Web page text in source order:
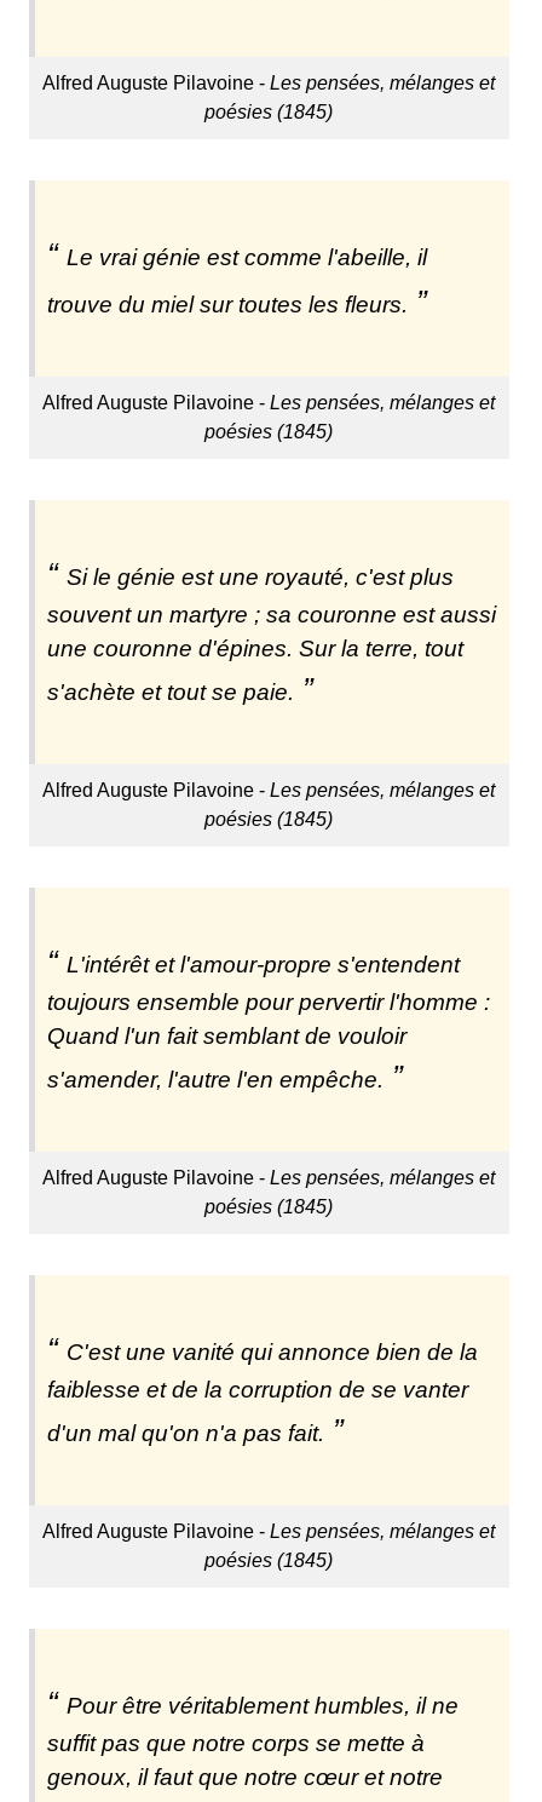
Alfred Auguste Pilavoine -Les pensées, mélanges et
poésies (1845)
Le vrai génie est comme l'abeille, il
trouve du miel sur toutes les fleurs.
Alfred Auguste Pilavoine -Les pensées, mélanges et
poésies (1845)
Si le génie est une royauté, c'est plus
souvent un martyre ; sa couronne est aussi
une couronne d'épines. Sur la terre, tout
s'achète et tout se paie.
Alfred Auguste Pilavoine -Les pensées, mélanges et
poésies (1845)
L'intérêt et l'amour-propre s'entendent
toujours ensemble pour pervertir l'homme :
Quand l'un fait semblant de vouloir
s'amender, l'autre l'en empêche.
Alfred Auguste Pilavoine -Les pensées, mélanges et
poésies (1845)
C'est une vanité qui annonce bien de la
faiblesse et de la corruption de se vanter
d'un mal qu'on n'a pas fait.
Alfred Auguste Pilavoine -Les pensées, mélanges et
poésies (1845)
Pour être véritablement humbles, il ne
suffit pas que notre corps se mette à
genoux, il faut que notre cœur et notre